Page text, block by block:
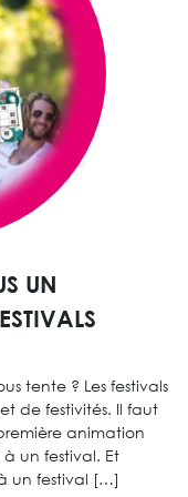
UN
tente ? Les festivals
de festivités. Il faut
animation
un festival. Et
un festival […]